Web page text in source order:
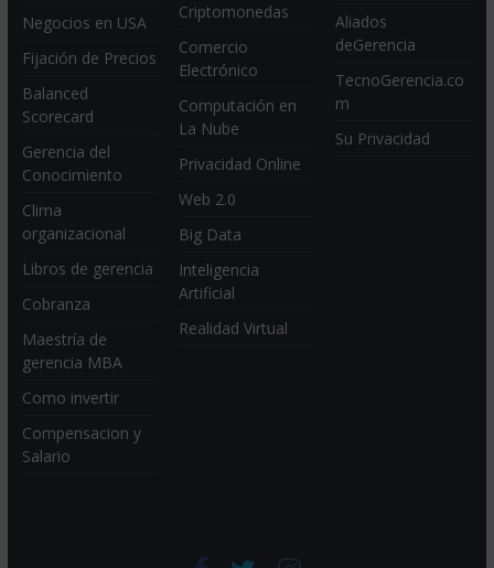
Negocios en USA
Fijación de Precios
Balanced
Scorecard
Gerencia del
Conocimiento
Clima
organizacional
Libros de gerencia
Cobranza
Maestría de
gerencia MBA
Como invertir
Compensacion y
Salario
Criptomonedas
Comercio
Electrónico
Computación en
La Nube
Privacidad Online
Web 2.0
Big Data
Inteligencia
Artificial
Realidad Virtual
Aliados
deGerencia
TecnoGerencia.co
m
Su Privacidad